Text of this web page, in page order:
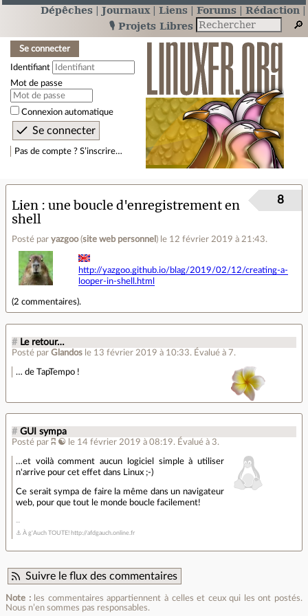
Dépêches Journaux Liens Forums
Rédaction
🎙️ Projets Libres
Se connecter
Identifiant
Mot de passe
Connexion automatique
Pas de compte ? S’inscrire…
Lien
une boucle d'enregistrement en
shell
Posté par yazgoo(site web personnel ) le 12 février 2019 à 21:43.
8
http://yazgoo.github.io/blag/2019/02/12/creating-a-
looper-in-shell.html
(2 commentaires).
# Le retour…
Posté par Glandos le 13 février 2019 à 10:33. Évalué à 7.
… de TapTempo !
# GUI sympa
Posté par ʭ ☯ le 14 février 2019 à 08:19. Évalué à 3.
…et voilà comment aucun logiciel simple à utiliser
n'arrive pour cet effet dans Linux ;-)
Ce serait sympa de faire la même dans un navigateur
web, pour que tout le monde boucle facilement!
⚓ À g'Auch TOUTE! http://afdgauch.online.fr
Suivre le flux des commentaires
Note :les commentaires appartiennent à celles et ceux qui les ont postés.
Nous n’en sommes pas responsables.